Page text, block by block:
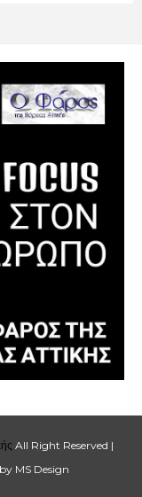
All Right Reserved |
MS Design